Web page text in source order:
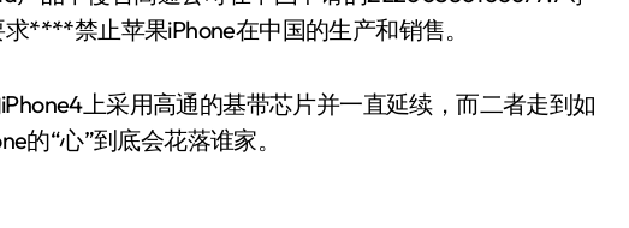
****禁止苹果iPhone在中国的生产和销售。
上采用高通的基带芯片并一直延续，而二者走到如
的“心”到底会花落谁家。